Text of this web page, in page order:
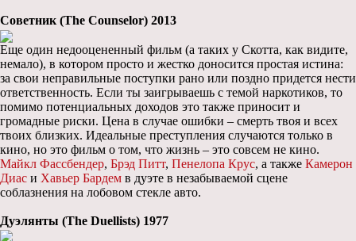
Советник (The Counselor) 2013
Еще один недооцененный фильм (а таких у Скотта, как видите,
немало), в котором просто и жестко доносится простая истина:
за свои неправильные поступки рано или поздно придется нести
ответственность. Если ты заигрываешь с темой наркотиков, то
помимо потенциальных доходов это также приносит и
громадные риски. Цена в случае ошибки – смерть твоя и всех
твоих близких. Идеальные преступления случаются только в
кино, но это фильм о том, что жизнь – это совсем не кино.
Майкл Фассбендер, Брэд Питт, Пенелопа Крус, а также Камерон
Диас и Хавьер Бардем в дуэте в незабываемой сцене
соблазнения на лобовом стекле авто.
Дуэлянты (The Duellists) 1977